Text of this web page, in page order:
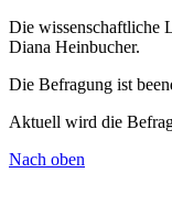
Die wissenschaftliche
Diana Heinbucher.
Die Befragung ist
Aktuell wird die
Nach oben